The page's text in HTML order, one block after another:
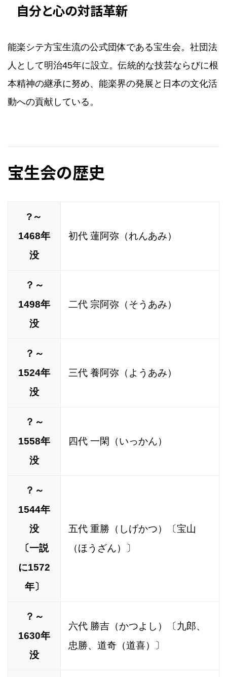
自分と心の対話革新
能楽シテ方宝生流の公式団体である宝生会。社団法
人として明治45年に設立。伝統的な技芸ならびに根
本精神の継承に努め、能楽界の発展と日本の文化活
動への貢献している。
宝生会の歴史
?～
1468年
没
初代 蓮阿弥（れんあみ）
？～
1498年
没
二代 宗阿弥（そうあみ）
？～
1524年
没
三代 養阿弥（ようあみ）
？～
1558年
没
四代 一閑（いっかん）
？～
1544年
没
〔一説
に1572
年〕
五代 重勝（しげかつ）〔宝山
（ほうざん）〕
？～
1630年
没
六代 勝吉（かつよし）〔九郎、
忠勝、道奇（道喜）〕